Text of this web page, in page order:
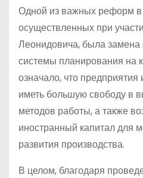
Одной из важных реформ в
осуществленных при
Леонидовича, была замена
системы планирования на
означало, что предприятия
иметь большую свободу в
методов работы, а также
иностранный капитал для
развития производства.
В целом, благодаря